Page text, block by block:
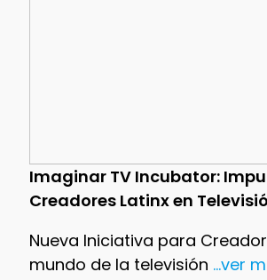
Imaginar TV Incubator:
Creadores Latinx en
Nueva Iniciativa para
mundo de la televisión ...ver